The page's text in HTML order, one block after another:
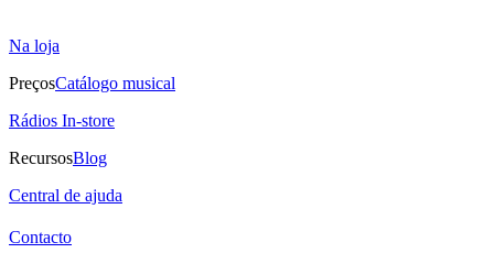
Na loja
PreçosCatálogo musical
Rádios In-store
RecursosBlog
Central de ajuda
Contacto